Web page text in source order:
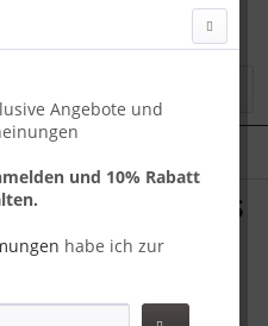
Koffer S
| Aluminium-
Angebote und
und 10% Rabatt
habe ich zur